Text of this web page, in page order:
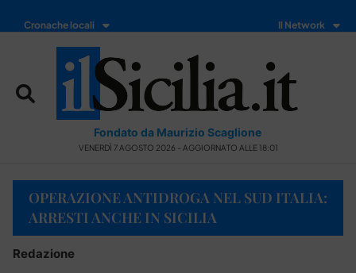
Cronache locali Il Network
Fondato da Maurizio Scaglione
VENERDÌ 7 AGOSTO 2026 - AGGIORNATO ALLE 18:01
OPERAZIONE ANTIDROGA NEL SUD ITALIA:
ARRESTI ANCHE IN SICILIA
Redazione